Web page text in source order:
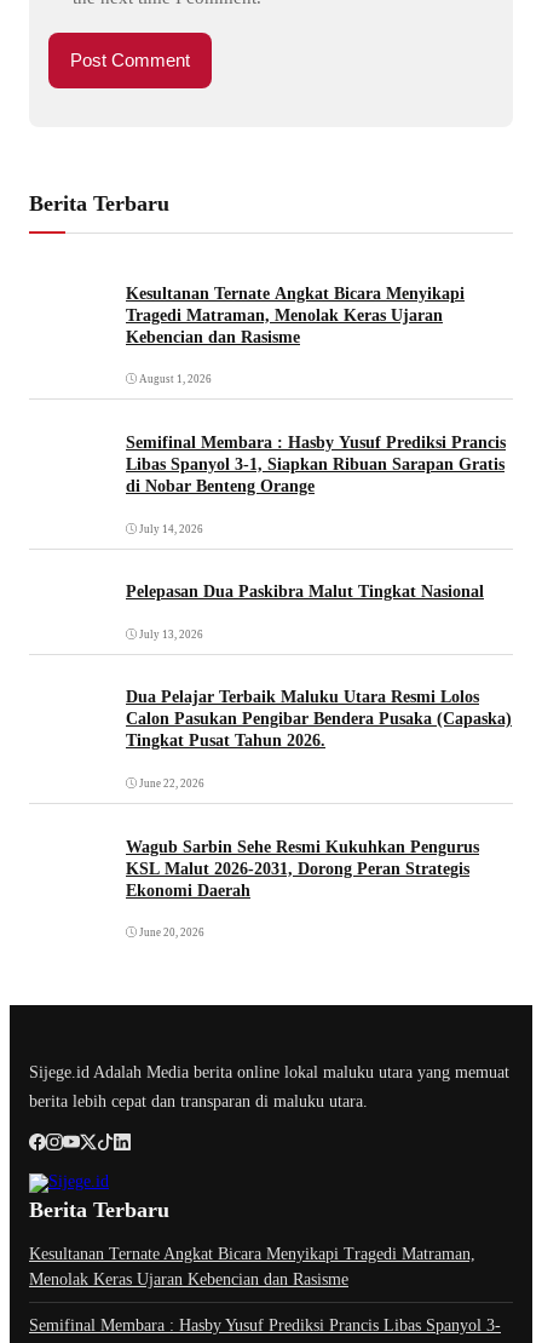
Berita Terbaru
Kesultanan Ternate Angkat Bicara Menyikapi
Tragedi Matraman, Menolak Keras Ujaran
Kebencian dan Rasisme
August 1, 2026
Semifinal Membara : Hasby Yusuf Prediksi Prancis
Libas Spanyol 3-1, Siapkan Ribuan Sarapan Gratis
di Nobar Benteng Orange
July 14, 2026
Pelepasan Dua Paskibra Malut Tingkat Nasional
July 13, 2026
Dua Pelajar Terbaik Maluku Utara Resmi Lolos
Calon Pasukan Pengibar Bendera Pusaka (Capaska)
Tingkat Pusat Tahun 2026.
June 22, 2026
Wagub Sarbin Sehe Resmi Kukuhkan Pengurus
KSL Malut 2026-2031, Dorong Peran Strategis
Ekonomi Daerah
June 20, 2026
Sijege.id Adalah Media berita online lokal maluku utara yang memuat
berita lebih cepat dan transparan di maluku utara.
Berita Terbaru
Kesultanan Ternate Angkat Bicara Menyikapi Tragedi Matraman,
Menolak Keras Ujaran Kebencian dan Rasisme
Semifinal Membara : Hasby Yusuf Prediksi Prancis Libas Spanyol 3-